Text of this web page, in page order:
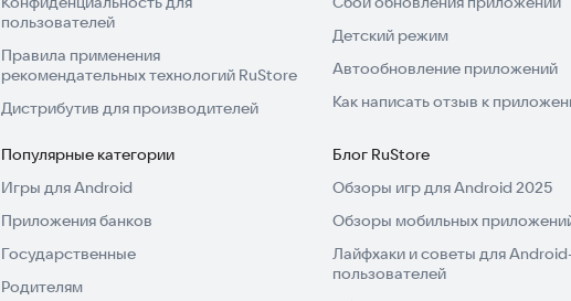
пользователей
Правила применения
рекомендательных технологий RuStore
Дистрибутив для производителей
Детский режим
Автообновление приложений
Как написать отзыв к
Популярные категории
Игры для Android
Приложения банков
Государственные
Родителям
Блог RuStore
Обзоры игр для Android 2025
Обзоры мобильных
Лайфхаки и советы для
пользователей